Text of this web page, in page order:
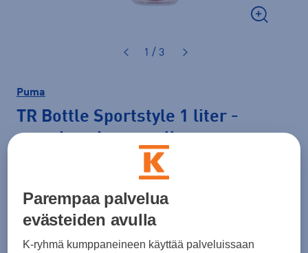
1 / 3
Puma
TR Bottle Sportstyle 1 liter -
muovinen juomapullo
Väri Pinkki
Parempaa palvelua
evästeiden avulla
K-ryhmä kumppaneineen käyttää palveluissaan